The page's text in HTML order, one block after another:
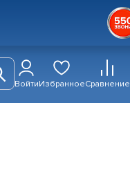
ВойтиИзбранноеСравнение